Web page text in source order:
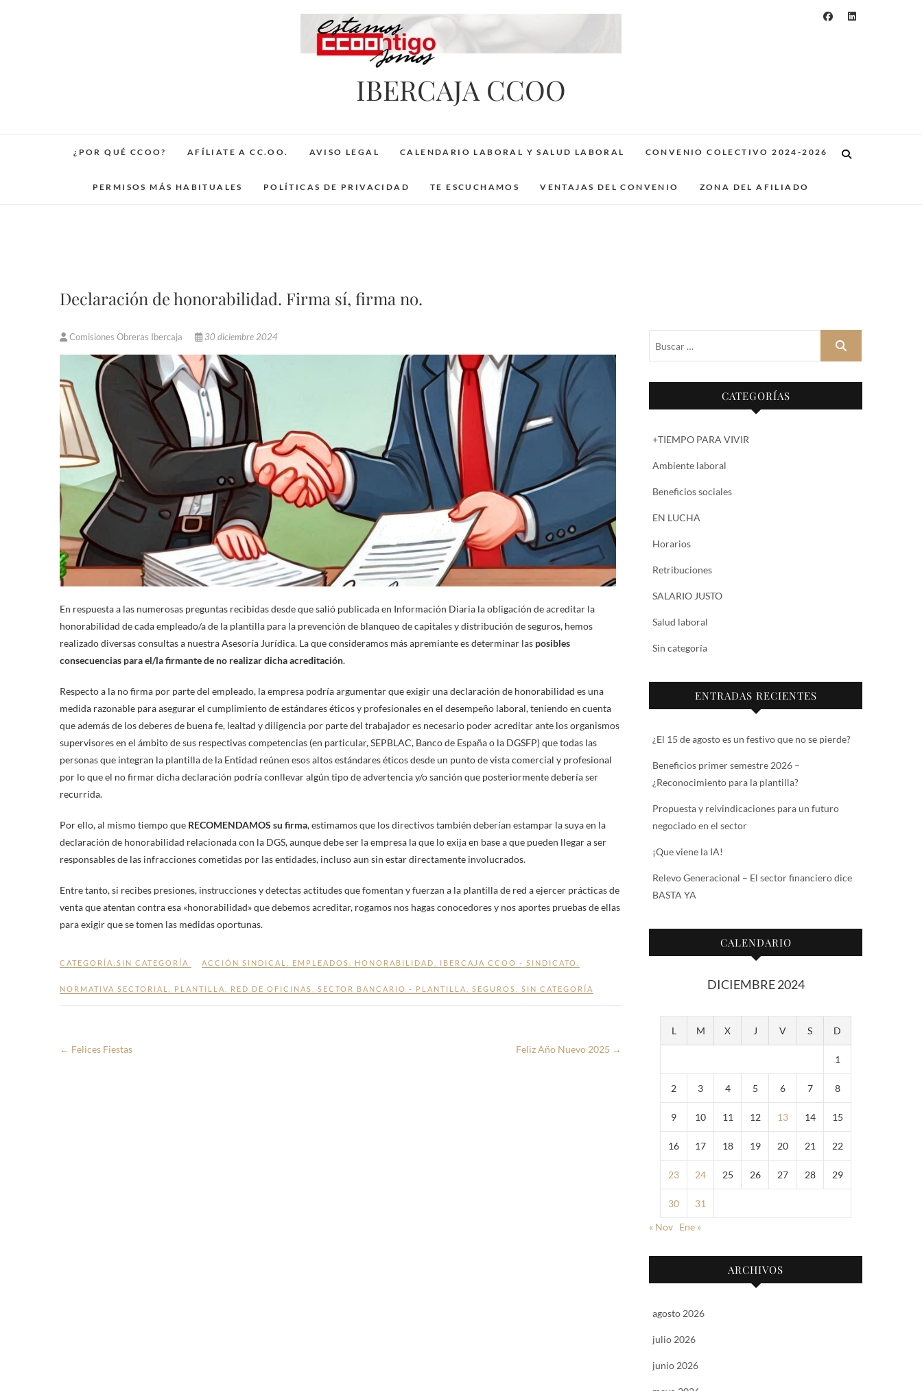
IBERCAJA CCOO
¿POR QUÉ CCOO? AFÍLIATE A CC.OO. AVISO LEGAL CALENDARIO LABORAL Y SALUD LABORAL CONVENIO COLECTIVO 2024-2026
PERMISOS MÁS HABITUALES POLÍTICAS DE PRIVACIDAD TE ESCUCHAMOS VENTAJAS DEL CONVENIO ZONA DEL AFILIADO
Declaración de honorabilidad. Firma sí, firma no.
Comisiones Obreras Ibercaja 30 diciembre 2024
En respuesta a las numerosas preguntas recibidas desde que salió publicada en Información Diaria la obligación de acreditar la
honorabilidad de cada empleado/a de la plantilla para la prevención de blanqueo de capitales y distribución de seguros, hemos
realizado diversas consultas a nuestra Asesoría Jurídica. La que consideramos más apremiante es determinar las posibles
consecuencias para el/la firmante de no realizar dicha acreditación.
Respecto a la no firma por parte del empleado, la empresa podría argumentar que exigir una declaración de honorabilidad es una
medida razonable para asegurar el cumplimiento de estándares éticos y profesionales en el desempeño laboral, teniendo en cuenta
que además de los deberes de buena fe, lealtad y diligencia por parte del trabajador es necesario poder acreditar ante los organismos
supervisores en el ámbito de sus respectivas competencias (en particular, SEPBLAC, Banco de España o la DGSFP) que todas las
personas que integran la plantilla de la Entidad reúnen esos altos estándares éticos desde un punto de vista comercial y profesional
por lo que el no firmar dicha declaración podría conllevar algún tipo de advertencia y/o sanción que posteriormente debería ser
recurrida.
Por ello, al mismo tiempo que RECOMENDAMOS su firma, estimamos que los directivos también deberían estampar la suya en la
declaración de honorabilidad relacionada con la DGS, aunque debe ser la empresa la que lo exija en base a que pueden llegar a ser
responsables de las infracciones cometidas por las entidades, incluso aun sin estar directamente involucrados.
Entre tanto, si recibes presiones, instrucciones y detectas actitudes que fomentan y fuerzan a la plantilla de red a ejercer prácticas de
venta que atentan contra esa «honorabilidad» que debemos acreditar, rogamos nos hagas conocedores y nos aportes pruebas de ellas
para exigir que se tomen las medidas oportunas.
CATEGORÍA: SIN CATEGORÍA ACCIÓN SINDICAL EMPLEADOS HONORABILIDAD IBERCAJA CCOO - SINDICATO
NORMATIVA SECTORIAL PLANTILLA RED DE OFICINAS SECTOR BANCARIO - PLANTILLA SEGUROS SIN CATEGORÍA
← Felices Fiestas Feliz Año Nuevo 2025 →
Buscar
CATEGORÍAS
+TIEMPO PARA VIVIR
Ambiente laboral
Beneficios sociales
EN LUCHA
Horarios
Retribuciones
SALARIO JUSTO
Salud laboral
Sin categoría
ENTRADAS RECIENTES
¿El 15 de agosto es un festivo que no se pierde?
Beneficios primer semestre 2026 –
¿Reconocimiento para la plantilla?
Propuesta y reivindicaciones para un futuro
negociado en el sector
¡Que viene la IA!
Relevo Generacional – El sector financiero dice
BASTA YA
CALENDARIO
DICIEMBRE 2024
L M X J V S D
1
2 3 4 5 6 7 8
9 10 11 12 13 14 15
16 17 18 19 20 21 22
23 24 25 26 27 28 29
30
31
« Nov Ene »
ARCHIVOS
agosto 2026
julio 2026
junio 2026